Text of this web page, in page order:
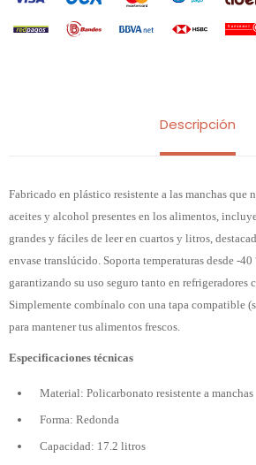
Descripción
Fabricado en plástico resistente a las manchas que
aceites y alcohol presentes en los alimentos,
grandes y fáciles de leer en cuartos y litros,
envase translúcido. Soporta temperaturas desde -40
garantizando su uso seguro tanto en refrigeradores
Simplemente combínalo con una tapa compatible
para mantener tus alimentos frescos.
Especificaciones técnicas
Material: Policarbonato resistente a manchas
Forma: Redonda
Capacidad: 17.2 litros